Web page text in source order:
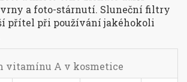
a foto-stárnutí. Sluneční filtry
přítel při používání jakéhokoli
vitamínu A v kosmetice